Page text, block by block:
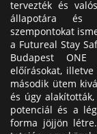
tervezték és
állapotára és
szempontokat
a Futureal Stay
Budapest ONE
előírásokat,
második ütem
és úgy
potenciál és a
forma jöjjön